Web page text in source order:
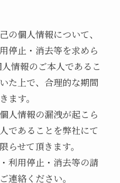
の個人情報について、
停止・消去等を求めら
情報のご本人であるこ
た上で、合理的な期間
ます。
人情報の漏洩が起こら
であることを弊社にて
らせて頂きます。
利用停止・消去等の請
連絡ください。